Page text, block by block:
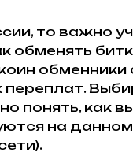
то важно
обменять
обменники
как
на